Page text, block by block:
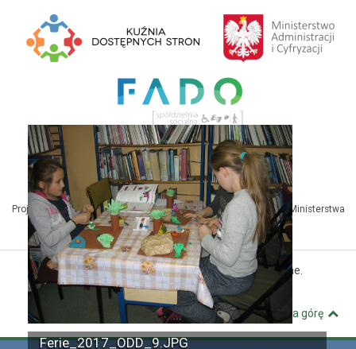
Ferie_2017_ODD_9.JPG
Projekt Kuźnia Dostępnych Stron współfinansowany ze środków Ministerstwa
Administracji i Cyfryzacji
© MBP Pyskowice. Wszystkie prawa zastrzeżone.
Kuźnia Dostępnych Stron
Wróć na górę